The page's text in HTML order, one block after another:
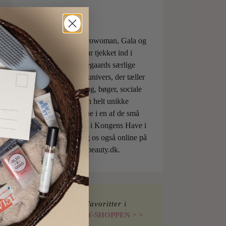
ELLE, Vogue, Eurowoman, Gala og
Aftonbladet har tjekket ind i
Charlotte Torpegaards særlige
ILOVEBEAUTYunivers, der tæller
både skønhedsblog, bøger, sociale
medier og den helt unikke
skønhedsboutique i en af de små
berømte pavilloner i Kongens Have i
København. Besøg os også online på
shop.ilovebeauty.dk.
Find mine favoritter i
I LOVE BEAUTY-SHOPPEN > >